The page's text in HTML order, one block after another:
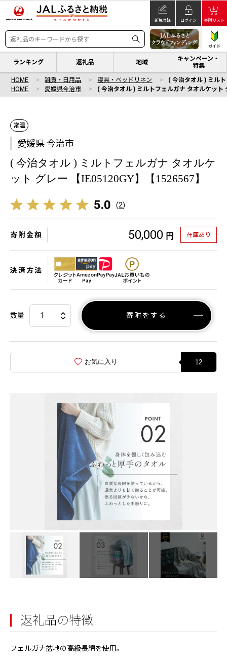
新規登録 ログイン 寄附リスト
ガイド
ランキング 返礼品 地域
キャンペーン・
特集
HOME 雑貨・日用品 寝具・ベッドリネン
( 今治タオル ) ミル
HOME
愛媛県今治市 ( 今治タオル ) ミルトフェルガナ タオルケッ
常温
愛媛県 今治市
( 今治タオル ) ミルトフェルガナ タオルケ
ット グレー 【IE05120GY】【1526567】
5.0 (2)
寄附金額 50,000 円 在庫あり
決済方法
数量 寄附をする
お気に入り 12
返礼品の特徴
フェルガナ盆地の高級長綿を使用。